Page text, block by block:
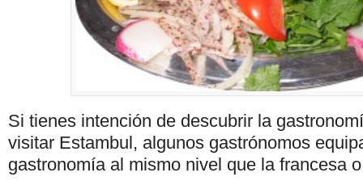
Si tienes intención de descubrir la
visitar Estambul, algunos gastrónomos
gastronomía al mismo nivel que la francesa